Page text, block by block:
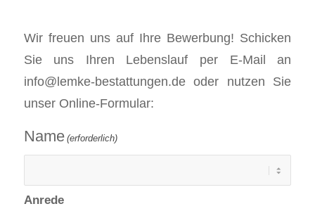
Wir freuen uns auf Ihre Bewerbung! Schicken
Sie uns Ihren Lebenslauf per E-Mail an
info@lemke-bestattungen.de oder nutzen Sie
unser Online-Formular:
Name (erforderlich)
Anrede